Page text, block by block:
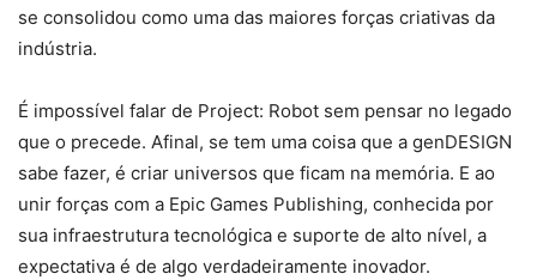
se consolidou como uma das maiores forças criativas da
indústria.
É impossível falar de Project: Robot sem pensar no legado
que o precede. Afinal, se tem uma coisa que a genDESIGN
sabe fazer, é criar universos que ficam na memória. E ao
unir forças com a Epic Games Publishing, conhecida por
sua infraestrutura tecnológica e suporte de alto nível, a
expectativa é de algo verdadeiramente inovador.